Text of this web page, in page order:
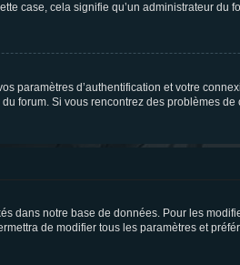
case, cela signifie qu’un administrateur du
paramètres d’authentification et votre
forum. Si vous rencontrez des problèmes
dans notre base de données. Pour les
de modifier tous les paramètres et